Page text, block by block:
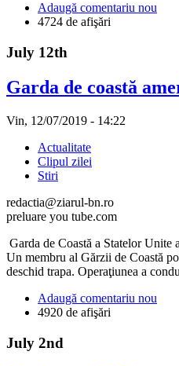
Adaugă comentariu nou
4724 de afişări
July 12th
Garda de coastă
Vin, 12/07/2019 - 14:22
Actualitate
Clipul zilei
Stiri
redactia@ziarul-bn.ro
preluare you tube.com
Garda de Coastă a Statelor
Un membru al Gărzii de Coastă
deschid trapa. Operaţiunea a
Adaugă comentariu nou
4920 de afişări
July 2nd